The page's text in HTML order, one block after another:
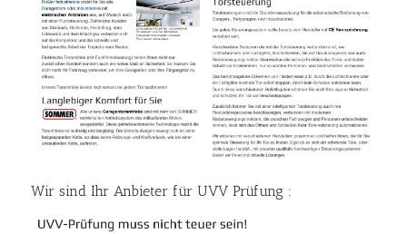
Wir sind Ihr Anbieter für UVV Prüfung :